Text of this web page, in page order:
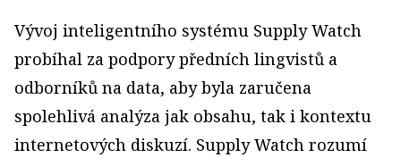
Vývoj inteligentního systému Supply Watch
probíhal za podpory předních lingvistů a
odborníků na data, aby byla zaručena
spolehlivá analýza jak obsahu, tak i kontextu
internetových diskuzí. Supply Watch rozumí